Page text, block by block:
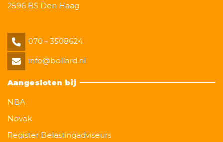
2596 BS Den Haag
070 - 3508624
info@bollard.nl
Aangesloten bij
NBA
Novak
Register Belastingadviseurs